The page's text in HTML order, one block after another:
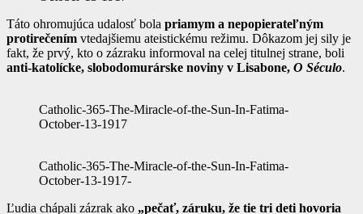
Táto ohromujúca udalosť bola priamym a nepopierateľným
protirečením vtedajšiemu ateistickému režimu. Dôkazom jej sily je
fakt, že prvý, kto o zázraku informoval na celej titulnej strane, boli
anti-katolícke, slobodomurárske noviny v Lisabone, O Século.
Catholic-365-The-Miracle-of-the-Sun-In-Fatima-
October-13-1917
Catholic-365-The-Miracle-of-the-Sun-In-Fatima-
October-13-1917-
Ľudia chápali zázrak ako „pečať, záruku, že tie tri deti hovoria